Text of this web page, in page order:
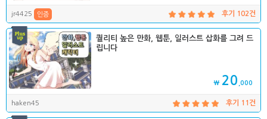
jr4425 인증 후기 102건
퀄리티 높은 만화, 웹툰, 일러스트 삽화를 그려 드
립니다
₩ 20 ,000
haken45 후기 11건